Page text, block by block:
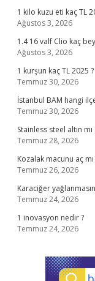
1 kilo kuzu eti kaç TL
Ağustos 3, 2026
1.4 16 valf Clio kaç
Ağustos 3, 2026
1 kurşun kaç TL 2025 ?
Temmuz 30, 2026
İstanbul BAM hangi
Temmuz 30, 2026
Stainless steel altın mı
Temmuz 28, 2026
Kozalak macunu aç
Temmuz 26, 2026
Karaciğer
Temmuz 24, 2026
1 inovasyon nedir ?
Temmuz 24, 2026